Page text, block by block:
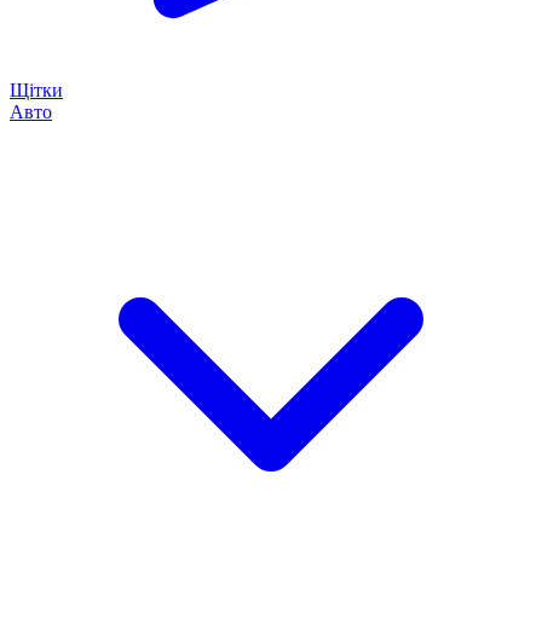
Щітки
Авто